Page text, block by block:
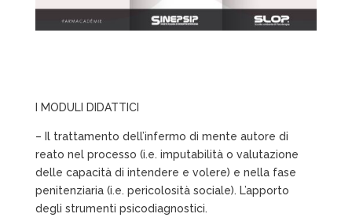
I MODULI DIDATTICI
– Il trattamento dell’infermo di mente autore di
reato nel processo (i.e. imputabilità o valutazione
delle capacità di intendere e volere) e nella fase
penitenziaria (i.e. pericolosità sociale). L’apporto
degli strumenti psicodiagnostici.